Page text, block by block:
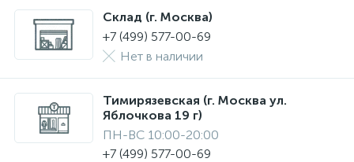
Склад (г. Москва)
+7 (499) 577-00-69
Нет в наличии
Тимирязевская (г. Москва ул.
Яблочкова 19 г)
ПН-ВС 10:00-20:00
+7 (499) 577-00-69